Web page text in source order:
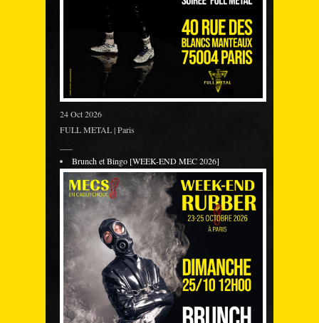
24 Oct 2026
FULL METAL | Paris
Brunch et Bingo [WEEK-END MEC 2026]